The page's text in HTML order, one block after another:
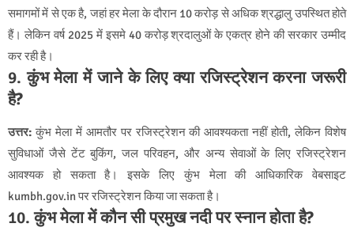
समागमों में से एक है, जहां हर मेला के दौरान 10 करोड़ से अधिक श्रद्धालु उपस्थित होते
हैं। लेकिन वर्ष 2025 में इसमे 40 करोड़ श्रदालुओं के एकत्र होने की सरकार उम्मीद
कर रही है।
9.कुंभ मेला में जाने के लिए क्या रजिस्ट्रेशन करना जरूरी
है?
उत्तर: कुंभ मेला में आमतौर पर रजिस्ट्रेशन की आवश्यकता नहीं होती, लेकिन विशेष
सुविधाओं जैसे टेंट बुकिंग, जल परिवहन, और अन्य सेवाओं के लिए रजिस्ट्रेशन
आवश्यक हो सकता है। इसके लिए कुंभ मेला की आधिकारिक वेबसाइट
kumbh.gov.in पर रजिस्ट्रेशन किया जा सकता है।
10.कुंभ मेला में कौन सी प्रमुख नदी पर स्नान होता है?